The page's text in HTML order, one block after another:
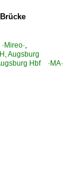
,
Augsburg
Hbf ·MA·